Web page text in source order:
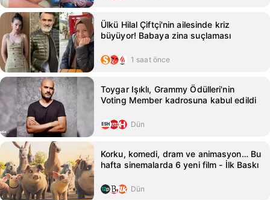
Ülkü Hilal Çiftçi'nin ailesinde kriz
büyüyor! Babaya zina suçlaması
1 saat önce
Toygar Işıklı, Grammy Ödülleri'nin
Voting Member kadrosuna kabul edildi
Dün
Korku, komedi, dram ve animasyon… Bu
hafta sinemalarda 6 yeni film - İlk Baskı
Dün